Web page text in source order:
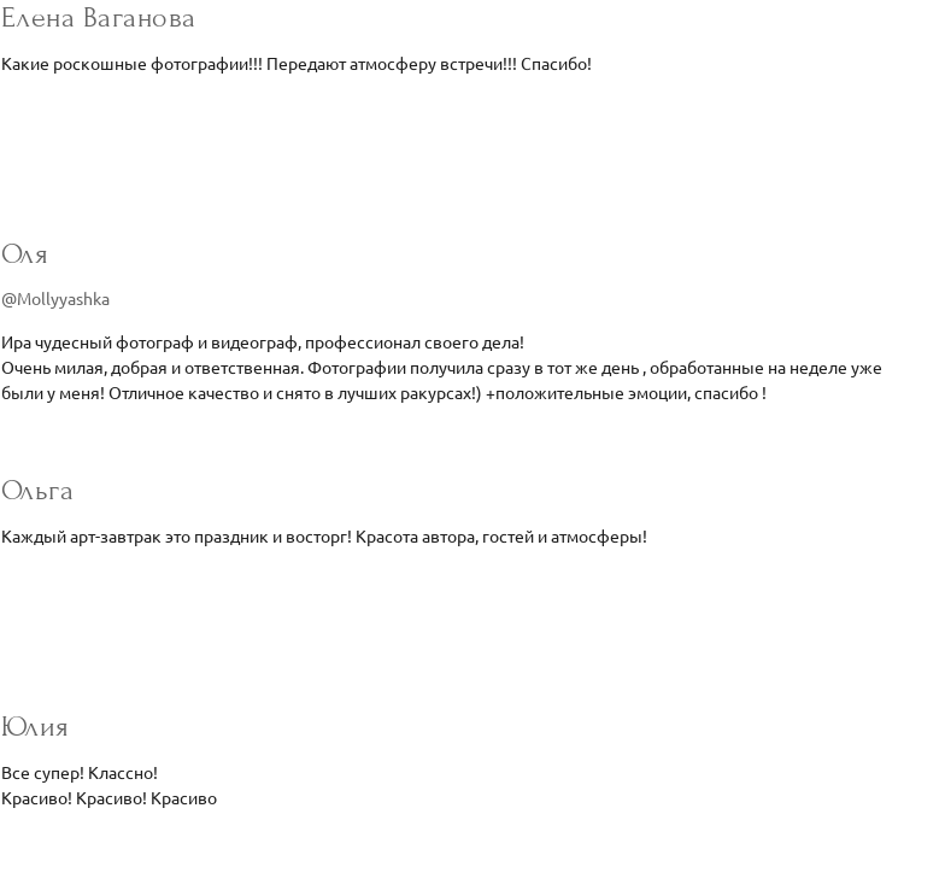
Елена Ваганова
Какие роскошные фотографии!!! Передают атмосферу встречи!!! Спасибо!
Оля
@Mollyyashka
Ира чудесный фотограф и видеограф, профессионал своего дела!
Очень милая, добрая и ответственная. Фотографии получила сразу в тот же день , обработанные на неделе уже
были у меня! Отличное качество и снято в лучших ракурсах!) +положительные эмоции, спасибо !
Ольга
Каждый арт-завтрак это праздник и восторг! Красота автора, гостей и атмосферы!
Юлия
Все супер! Классно!
Красиво! Красиво! Красиво